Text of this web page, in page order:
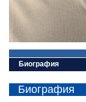
Биография
Биография